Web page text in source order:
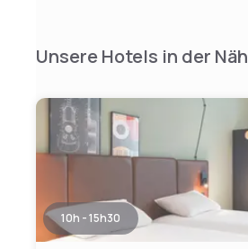
Unsere Hotels in der
10h - 15h30